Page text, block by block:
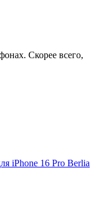
Скорее всего,
iPhone 16 Pro Berlia